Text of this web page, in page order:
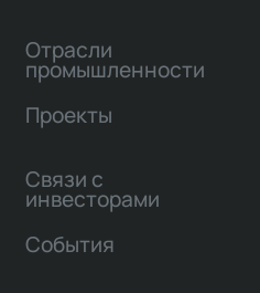
Отрасли
промышленности
Проекты
Связи с
инвесторами
События